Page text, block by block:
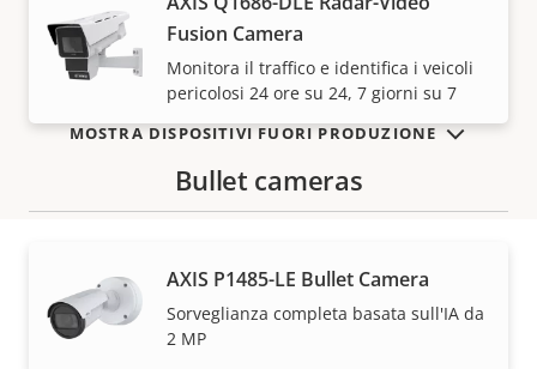
VISUALIZZA DI PIÙ
Fusion Camera
Monitora il traffico e identifica i veicoli
pericolosi 24 ore su 24, 7 giorni su 7
Bullet cameras
AXIS P1485-LE Bullet Camera
Sorveglianza completa basata sull'IA da
2 MP
MOSTRA DISPOSITIVI FUORI PRODUZIONE
Garanzia